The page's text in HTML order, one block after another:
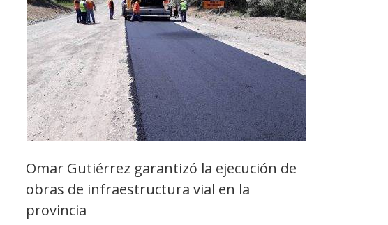
Omar Gutiérrez garantizó la ejecución de
obras de infraestructura vial en la
provincia